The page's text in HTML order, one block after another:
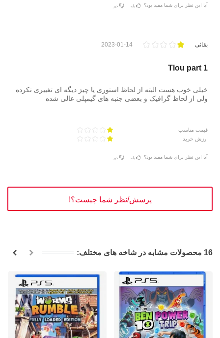
آیا این نظر برای شما مفید بود؟ بله خیر
بقائی 2023-01-14
Tlou part 1
خیلی خوب هست البته از لحاظ استوری یا چیز دیگه ای تغییری نکرده
ولی از لحاظ گرافیک و بعضی جنبه های گیمپلی عالی شده
قیمت مناسب
ارزش خرید
آیا این نظر برای شما مفید بود؟ بله خیر
پرسش/نظر شما چیست؟!
16 محصولات مشابه در شاخه های مختلف: